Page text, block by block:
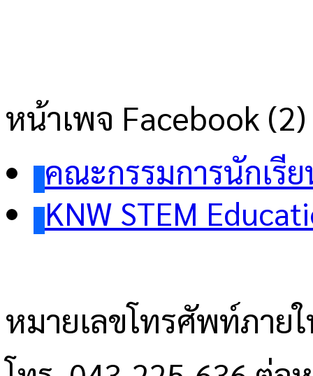
หน้าเพจ Facebook (2)
คณะกรรมการนักเรี
KNW STEM
หมายเลขโทรศัพท์ภาย